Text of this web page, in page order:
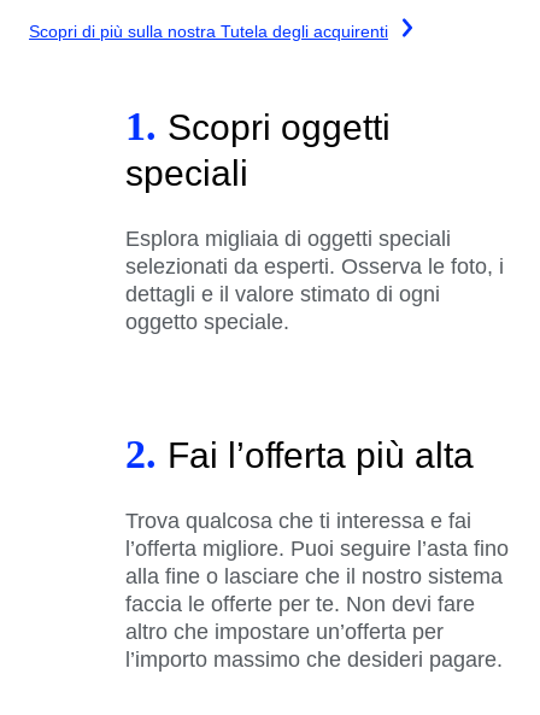
Scopri di più sulla nostra Tutela degli acquirenti
1. Scopri oggetti
speciali
Esplora migliaia di oggetti speciali
selezionati da esperti. Osserva le foto, i
dettagli e il valore stimato di ogni
oggetto speciale.
2. Fai l’offerta più alta
Trova qualcosa che ti interessa e fai
l’offerta migliore. Puoi seguire l’asta fino
alla fine o lasciare che il nostro sistema
faccia le offerte per te. Non devi fare
altro che impostare un’offerta per
l’importo massimo che desideri pagare.